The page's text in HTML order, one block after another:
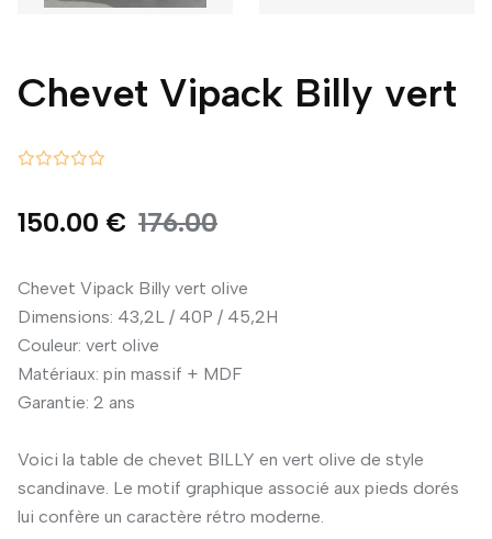
Chevet Vipack Billy vert
150.00 € 176.00
Chevet Vipack Billy vert olive
Dimensions: 43,2L / 40P / 45,2H
Couleur: vert olive
Matériaux: pin massif + MDF
Garantie: 2 ans
Voici la table de chevet BILLY en vert olive de style
scandinave. Le motif graphique associé aux pieds dorés
lui confère un caractère rétro moderne.